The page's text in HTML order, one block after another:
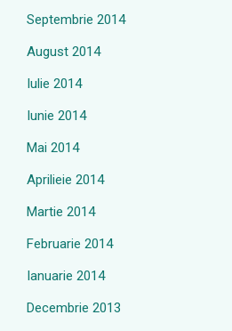
Septembrie 2014
August 2014
Iulie 2014
Iunie 2014
Mai 2014
Aprilieie 2014
Martie 2014
Februarie 2014
Ianuarie 2014
Decembrie 2013